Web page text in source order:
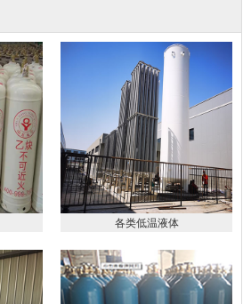
各类低温液体